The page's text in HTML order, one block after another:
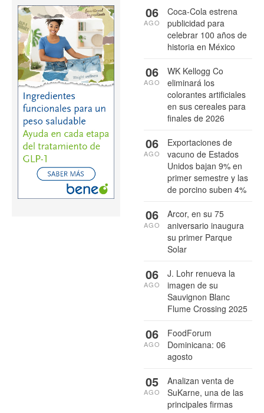
Coca-Cola estrena
publicidad para
celebrar 100 años de
historia en México
06
AGO
WK Kellogg Co
eliminará los
colorantes artificiales
en sus cereales para
finales de 2026
06
AGO
Exportaciones de
vacuno de Estados
Unidos bajan 9% en
primer semestre y las
de porcino suben 4%
06
AGO
Arcor, en su 75
aniversario inaugura
su primer Parque
Solar
06
AGO
J. Lohr renueva la
imagen de su
Sauvignon Blanc
Flume Crossing 2025
06
AGO
FoodForum
Dominicana: 06
agosto
06
AGO
Analizan venta de
SuKarne, una de las
principales firmas
05
AGO